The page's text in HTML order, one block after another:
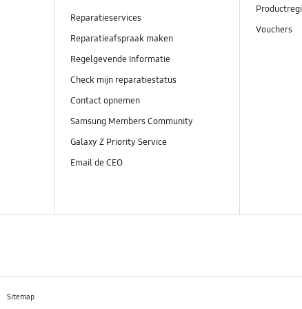
Reparatieservices
Reparatieafspraak maken
Regelgevende Informatie
Check mijn reparatiestatus
Contact opnemen
Samsung Members Community
Galaxy Z Priority Service
Email de CEO
Vouchers
Sitemap